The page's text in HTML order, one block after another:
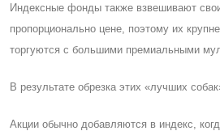
Индексные фонды также взвешивают
пропорционально цене, поэтому их
торгуются с большими премиальными
В результате обрезка этих «лучших
Акции обычно добавляются в индекс,